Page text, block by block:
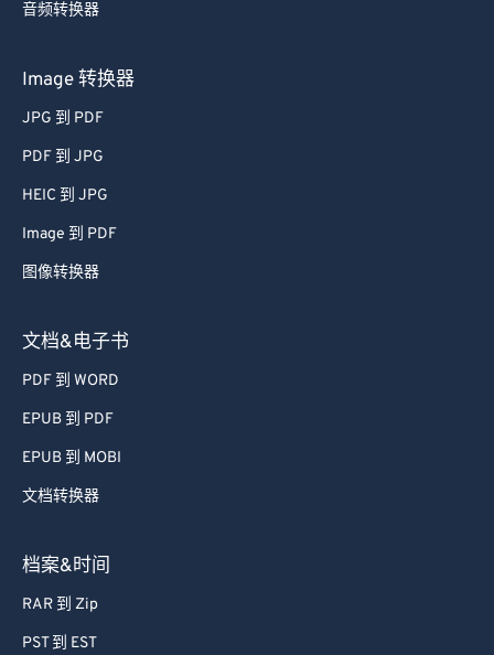
音频转换器
Image 转换器
JPG 到 PDF
PDF 到 JPG
HEIC 到 JPG
Image 到 PDF
图像转换器
文档&电子书
PDF 到 WORD
EPUB 到 PDF
EPUB 到 MOBI
文档转换器
档案&时间
RAR 到 Zip
PST 到 EST